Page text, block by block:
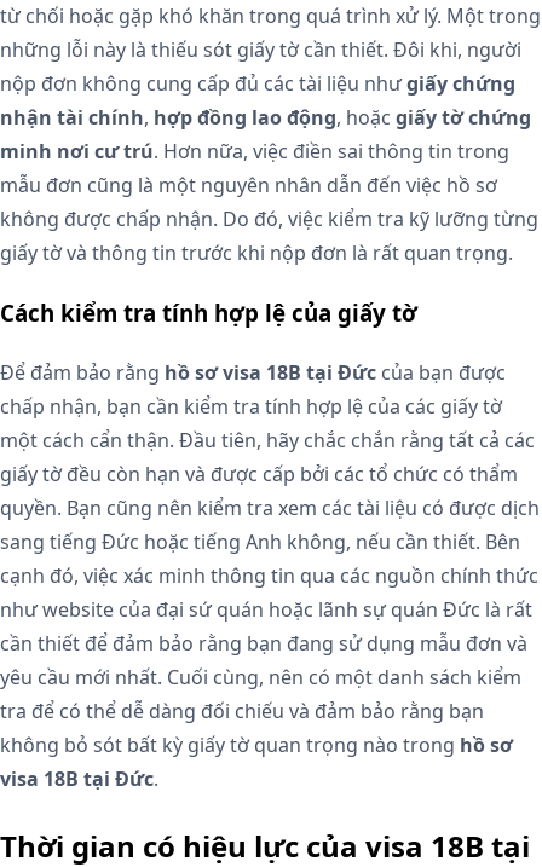
từ chối hoặc gặp khó khăn trong quá trình xử lý. Một trong
những lỗi này là thiếu sót giấy tờ cần thiết. Đôi khi, người
nộp đơn không cung cấp đủ các tài liệu nhưgiấy chứng
nhận tài chính, hợp đồng lao động, hoặc giấy tờ chứng
minh nơi cư trú. Hơn nữa, việc điền sai thông tin trong
mẫu đơn cũng là một nguyên nhân dẫn đến việc hồ sơ
không được chấp nhận. Do đó, việc kiểm tra kỹ lưỡng từng
giấy tờ và thông tin trước khi nộp đơn là rất quan trọng.
Cách kiểm tra tính hợp lệ của giấy tờ
Để đảm bảo rằng hồ sơ visa 18B tại Đức của bạn được
chấp nhận, bạn cần kiểm tra tính hợp lệ của các giấy tờ
một cách cẩn thận. Đầu tiên, hãy chắc chắn rằng tất cả các
giấy tờ đều còn hạn và được cấp bởi các tổ chức có thẩm
quyền. Bạn cũng nên kiểm tra xem các tài liệu có được dịch
sang tiếng Đức hoặc tiếng Anh không, nếu cần thiết. Bên
cạnh đó, việc xác minh thông tin qua các nguồn chính thức
như website của đại sứ quán hoặc lãnh sự quán Đức là rất
cần thiết để đảm bảo rằng bạn đang sử dụng mẫu đơn và
yêu cầu mới nhất. Cuối cùng, nên có một danh sách kiểm
tra để có thể dễ dàng đối chiếu và đảm bảo rằng bạn
không bỏ sót bất kỳ giấy tờ quan trọng nào trong hồ sơ
visa 18B tại Đức.
Thời gian có hiệu lực của visa 18B tại